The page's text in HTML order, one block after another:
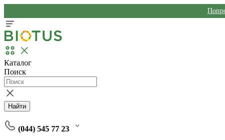
Каталог
Поиск
Найти
(044) 545 77 23